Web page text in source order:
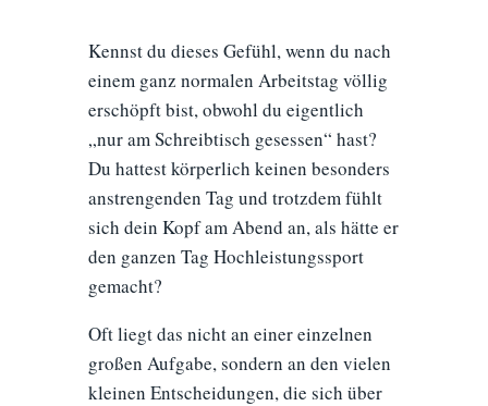
Kennst du dieses Gefühl, wenn du nach
einem ganz normalen Arbeitstag völlig
erschöpft bist, obwohl du eigentlich
„nur am Schreibtisch gesessen“ hast?
Du hattest körperlich keinen besonders
anstrengenden Tag und trotzdem fühlt
sich dein Kopf am Abend an, als hätte er
den ganzen Tag Hochleistungssport
gemacht?
Oft liegt das nicht an einer einzelnen
großen Aufgabe, sondern an den vielen
kleinen Entscheidungen, die sich über